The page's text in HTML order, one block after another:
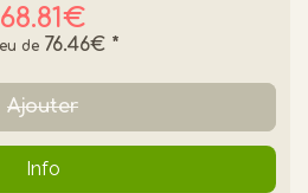
68.81€
76.46€ *
Ajouter
Info